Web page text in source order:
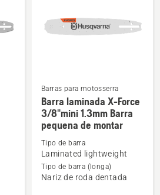
PRECISION
Ver
mais
detalhes
sobre
Barra
laminada
Barras para motosserra
Barra laminada X-Force
3/8"mini 1.3mm Barra
pequena de montar
Tipo de barra
Laminated lightweight
Tipo de barra (longa)
Nariz de roda dentada